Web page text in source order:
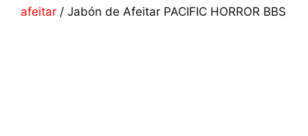
afeitar / Jabón de Afeitar PACIFIC HORROR BBS